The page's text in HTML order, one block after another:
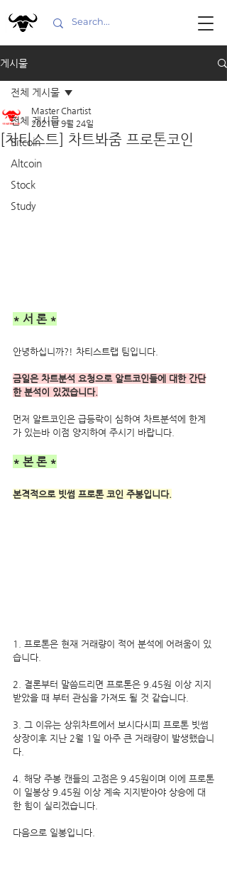
게시물
전체 게시물
Bitcoin
Altcoin
Stock
Study
전체 게시물
[차티스트] 차트봐줌 프로톤코인
Master Chartist
2021년 9월 24일
* 서 론 *
안녕하십니까?! 차티스트랩 팀입니다.
금일은 차트분석 요청으로 알트코인들에 대한 간단
한 분석이 있겠습니다.
먼저 알트코인은 급등락이 심하여 차트분석에 한계
가 있는바 이점 양지하여 주시기 바랍니다.
* 본 론 *
본격적으로 빗썸 프로톤 코인 주봉입니다.
1. 프로톤은 현재 거래량이 적어 분석에 어려움이 있
습니다.
2. 결론부터 말씀드리면 프로톤은 9.45원 이상 지지
받았을 때 부터 관심을 가져도 될 것 같습니다.
3. 그 이유는 상위차트에서 보시다시피 프로톤 빗썸
상장이후 지난 2월 1일 아주 큰 거래량이 발생했습니
다.
4. 해당 주봉 캔들의 고점은 9.45원이며 이에 프로톤
이 일봉상 9.45원 이상 계속 지지받아야 상승에 대
한 힘이 실리겠습니다.
다음으로 일봉입니다.